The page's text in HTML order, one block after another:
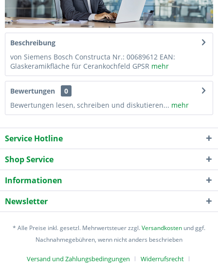
Beschreibung
von Siemens Bosch Constructa Nr.: 00689612 EAN:
Glaskeramikfläche für Cerankochfeld GPSR mehr
Bewertungen
0
Bewertungen lesen, schreiben und diskutieren... mehr
Service Hotline
Shop Service
Informationen
Newsletter
* Alle Preise inkl. gesetzl. Mehrwertsteuer zzgl.Versandkosten und ggf.
Nachnahmegebühren, wenn nicht anders beschrieben
Versand und Zahlungsbedingungen Widerrufsrecht